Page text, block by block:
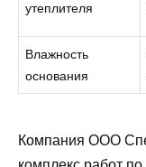
утеплителя
Влажность
основания
Компания ООО